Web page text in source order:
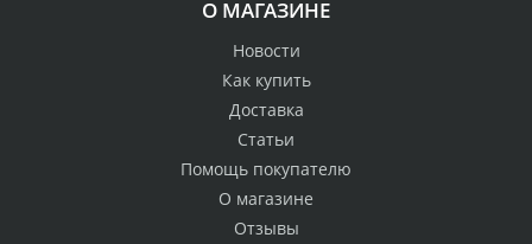
О МАГАЗИНЕ
Новости
Как купить
Доставка
Статьи
Помощь покупателю
О магазине
Отзывы